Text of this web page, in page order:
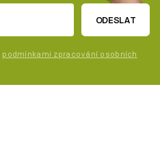
ODESLAT
podmínkami zpracování osobních